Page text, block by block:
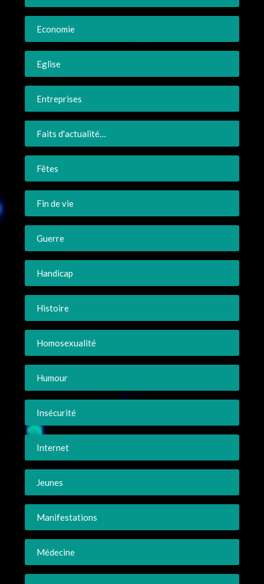
Economie
Eglise
Entreprises
Faits d'actualité…
Fêtes
Fin de vie
Guerre
Handicap
Histoire
Homosexualité
Humour
Insécurité
Internet
Jeunes
Manifestations
Médecine